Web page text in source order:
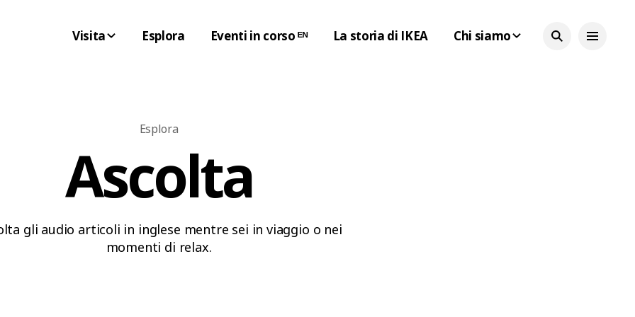
Visita Esplora Eventi in corso ᴱᴺ La storia di IKEA Chi siamo
Esplora
Ascolta
gli audio articoli in inglese mentre sei in viaggio o nei
momenti di relax.